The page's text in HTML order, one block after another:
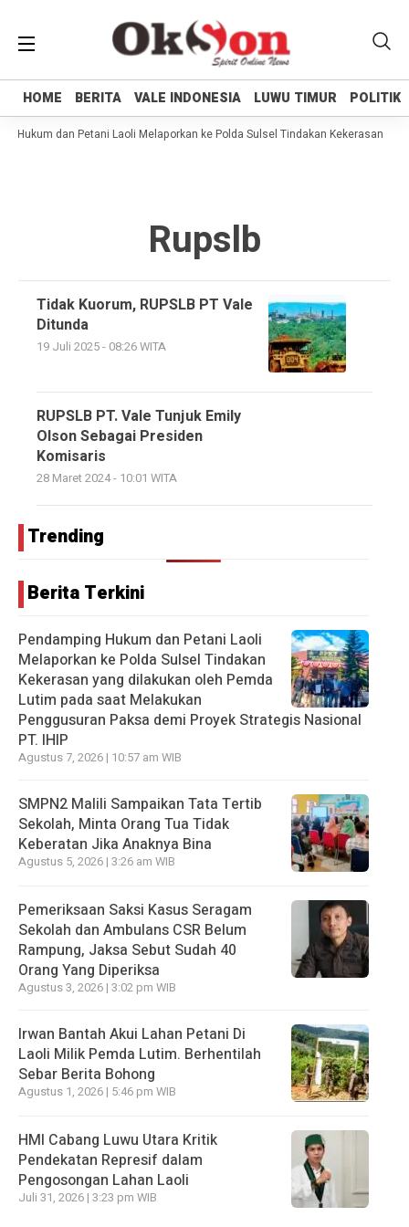
HOME BERITA VALE INDONESIA LUWU TIMUR POLITIK
HOME BERITA VALE INDONESIA LUWU TIMUR POLITIK
Hukum dan Petani Laoli Melaporkan ke Polda Sulsel Tindakan Kekerasan
Rupslb
Tidak Kuorum, RUPSLB PT Vale
Ditunda
19 Juli 2025 - 08:26 WITA
RUPSLB PT. Vale Tunjuk Emily
Olson Sebagai Presiden
Komisaris
28 Maret 2024 - 10:01 WITA
Trending
Berita Terkini
Pendamping Hukum dan Petani Laoli
Melaporkan ke Polda Sulsel Tindakan
Kekerasan yang dilakukan oleh Pemda
Lutim pada saat Melakukan
Penggusuran Paksa demi Proyek Strategis Nasional
PT. IHIP
Agustus 7, 2026 | 10:57 am WIB
SMPN2 Malili Sampaikan Tata Tertib
Sekolah, Minta Orang Tua Tidak
Keberatan Jika Anaknya Bina
Agustus 5, 2026 | 3:26 am WIB
Pemeriksaan Saksi Kasus Seragam
Sekolah dan Ambulans CSR Belum
Rampung, Jaksa Sebut Sudah 40
Orang Yang Diperiksa
Agustus 3, 2026 | 3:02 pm WIB
Irwan Bantah Akui Lahan Petani Di
Laoli Milik Pemda Lutim. Berhentilah
Sebar Berita Bohong
Agustus 1, 2026 | 5:46 pm WIB
HMI Cabang Luwu Utara Kritik
Pendekatan Represif dalam
Pengosongan Lahan Laoli
Juli 31, 2026 | 3:23 pm WIB